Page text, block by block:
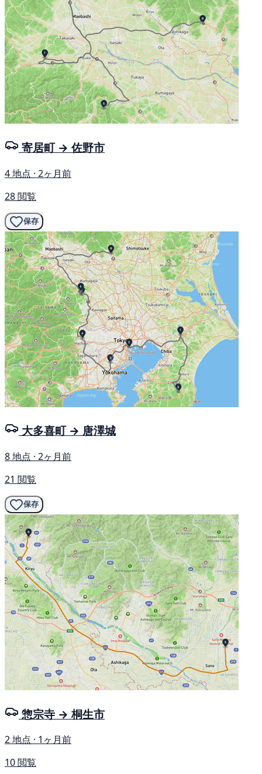
寄居町 → 佐野市
4 地点 · 2ヶ月前
28 閲覧
保存
大多喜町 → 唐澤城
8 地点 · 2ヶ月前
21 閲覧
保存
惣宗寺 → 桐生市
2 地点 · 1ヶ月前
10 閲覧